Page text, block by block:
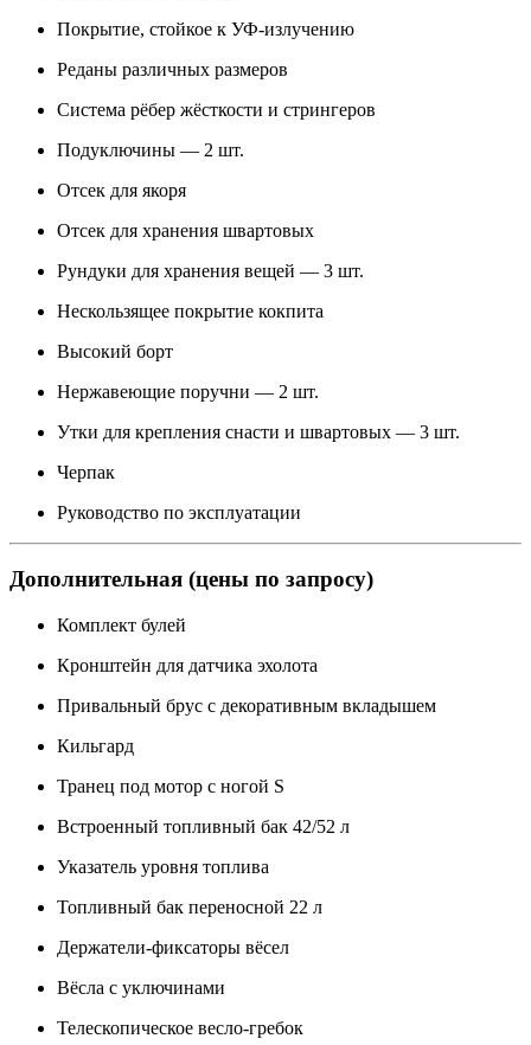
Покрытие, стойкое к УФ-излучению
Реданы различных размеров
Система рёбер жёсткости и стрингеров
Подуключины — 2 шт.
Отсек для якоря
Отсек для хранения швартовых
Рундуки для хранения вещей — 3 шт.
Нескользящее покрытие кокпита
Высокий борт
Нержавеющие поручни — 2 шт.
Утки для крепления снасти и швартовых — 3 шт.
Черпак
Руководство по эксплуатации
Дополнительная (цены по запросу)
Комплект булей
Кронштейн для датчика эхолота
Привальный брус с декоративным вкладышем
Кильгард
Транец под мотор с ногой S
Встроенный топливный бак 42/52 л
Указатель уровня топлива
Топливный бак переносной 22 л
Держатели-фиксаторы вёсел
Вёсла с уключинами
Телескопическое весло-гребок